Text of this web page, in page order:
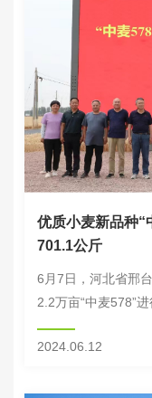
优质小麦新品种“
701.1公斤
6月7日，河北省邢
2.2万亩“中麦578”
业科学院选育的高
578”。本次实收测
2024.06.12